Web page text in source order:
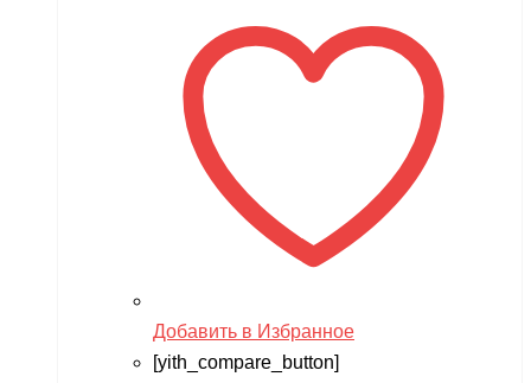
Добавить в Избранное
[yith_compare_button]